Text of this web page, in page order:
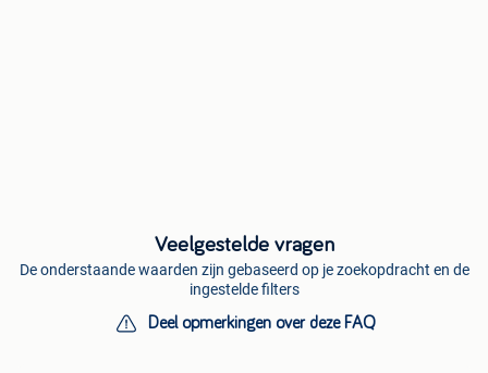
Veelgestelde vragen
De onderstaande waarden zijn gebaseerd op je zoekopdracht en de
ingestelde filters
Deel opmerkingen over deze FAQ